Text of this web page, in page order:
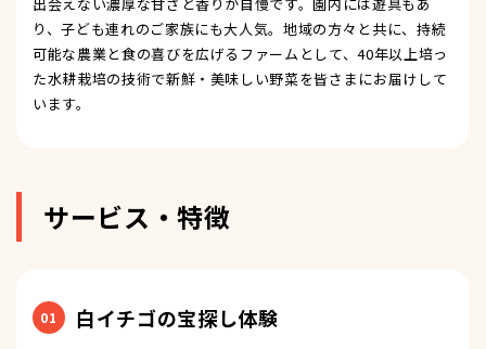
り、子ども連れのご家族にも大人気。地域の方々と共に、持続
可能な農業と食の喜びを広げるファームとして、40年以上培っ
た水耕栽培の技術で新鮮・美味しい野菜を皆さまにお届けして
います。
サービス・特徴
01 白イチゴの宝探し体験